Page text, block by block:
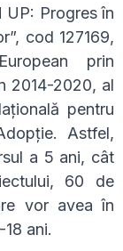
UP: Progres în
cod 127169,
prin
2014-2020, al
pentru
Astfel,
a 5 ani, cât
60 de
vor avea în
ani.